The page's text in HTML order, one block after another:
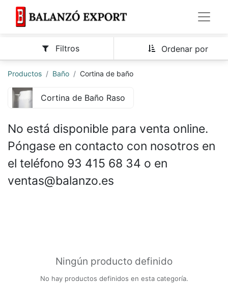
Ordenar por
Filtros
Productos Baño Cortina de baño
Cortina de Baño Raso
No está disponible para venta online.
Póngase en contacto con nosotros en
el teléfono 93 415 68 34 o en
ventas@balanzo.es
Ningún producto definido
No hay productos definidos en esta categoría.